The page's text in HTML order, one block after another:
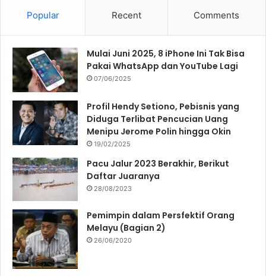
Popular Recent Comments
Mulai Juni 2025, 8 iPhone Ini Tak Bisa
Pakai WhatsApp dan YouTube Lagi
07/06/2025
Profil Hendy Setiono, Pebisnis yang
Diduga Terlibat Pencucian Uang
Menipu Jerome Polin hingga Okin
19/02/2025
Pacu Jalur 2023 Berakhir, Berikut
Daftar Juaranya
28/08/2023
Pemimpin dalam Persfektif Orang
Melayu (Bagian 2)
26/06/2020